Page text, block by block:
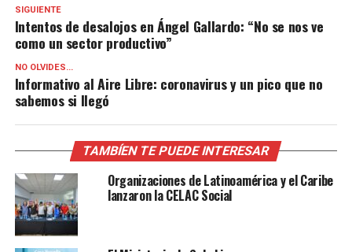
SIGUIENTE
Intentos de desalojos en Ángel Gallardo: “No se nos ve
como un sector productivo”
NO OLVIDES...
Informativo al Aire Libre: coronavirus y un pico que no
sabemos si llegó
TAMBÍEN TE PUEDE INTERESAR
Organizaciones de Latinoamérica y el Caribe
lanzaron la CELAC Social